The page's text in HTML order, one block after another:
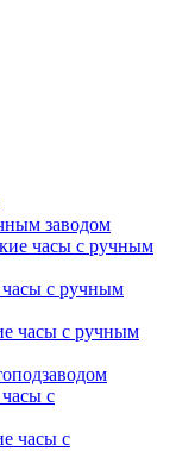
заводом
часы с ручным
с ручным
часы с ручным
с
часы с